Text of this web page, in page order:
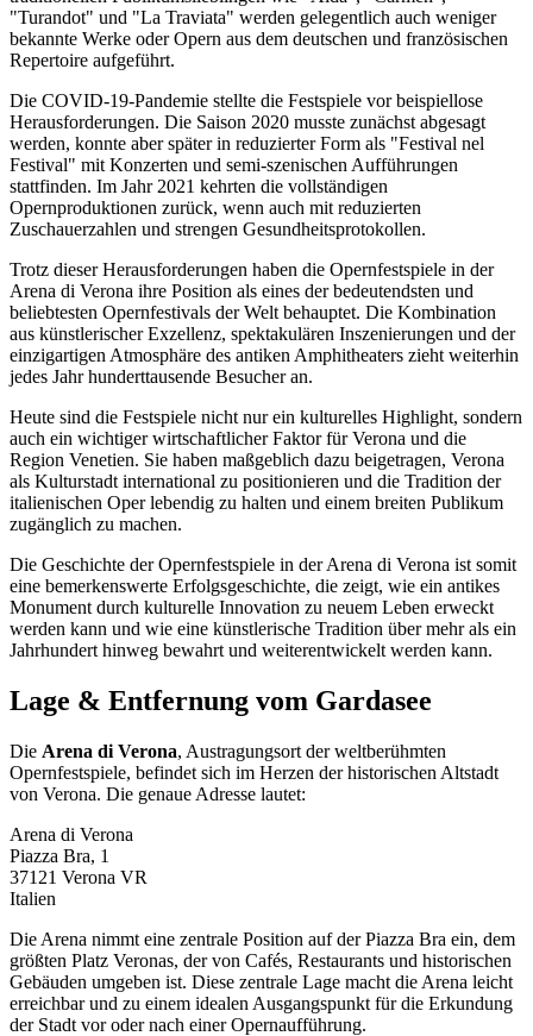
"Turandot" und "La Traviata" werden gelegentlich auch weniger
bekannte Werke oder Opern aus dem deutschen und französischen
Repertoire aufgeführt.
Die COVID-19-Pandemie stellte die Festspiele vor beispiellose
Herausforderungen. Die Saison 2020 musste zunächst abgesagt
werden, konnte aber später in reduzierter Form als "Festival nel
Festival" mit Konzerten und semi-szenischen Aufführungen
stattfinden. Im Jahr 2021 kehrten die vollständigen
Opernproduktionen zurück, wenn auch mit reduzierten
Zuschauerzahlen und strengen Gesundheitsprotokollen.
Trotz dieser Herausforderungen haben die Opernfestspiele in der
Arena di Verona ihre Position als eines der bedeutendsten und
beliebtesten Opernfestivals der Welt behauptet. Die Kombination
aus künstlerischer Exzellenz, spektakulären Inszenierungen und der
einzigartigen Atmosphäre des antiken Amphitheaters zieht weiterhin
jedes Jahr hunderttausende Besucher an.
Heute sind die Festspiele nicht nur ein kulturelles Highlight, sondern
auch ein wichtiger wirtschaftlicher Faktor für Verona und die
Region Venetien. Sie haben maßgeblich dazu beigetragen, Verona
als Kulturstadt international zu positionieren und die Tradition der
italienischen Oper lebendig zu halten und einem breiten Publikum
zugänglich zu machen.
Die Geschichte der Opernfestspiele in der Arena di Verona ist somit
eine bemerkenswerte Erfolgsgeschichte, die zeigt, wie ein antikes
Monument durch kulturelle Innovation zu neuem Leben erweckt
werden kann und wie eine künstlerische Tradition über mehr als ein
Jahrhundert hinweg bewahrt und weiterentwickelt werden kann.
Lage & Entfernung vom Gardasee
Die Arena di Verona, Austragungsort der weltberühmten
Opernfestspiele, befindet sich im Herzen der historischen Altstadt
von Verona. Die genaue Adresse lautet:
Arena di Verona
Piazza Bra, 1
37121 Verona VR
Italien
Die Arena nimmt eine zentrale Position auf der Piazza Bra ein, dem
größten Platz Veronas, der von Cafés, Restaurants und historischen
Gebäuden umgeben ist. Diese zentrale Lage macht die Arena leicht
erreichbar und zu einem idealen Ausgangspunkt für die Erkundung
der Stadt vor oder nach einer Opernaufführung.